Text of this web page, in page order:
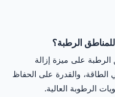
الرطبة؟
على ميزة إزالة
الطاقة، والقدرة على الحفاظ
الرطوبة العالية.